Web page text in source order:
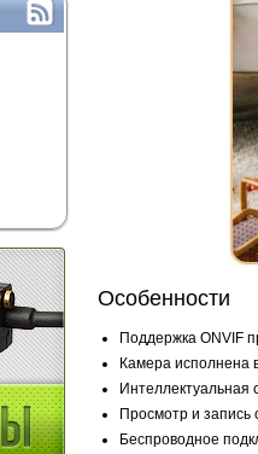
Особенности
Поддержка ONVIF
Камера исполнена
Интеллектуальная
Просмотр и
Беспроводное